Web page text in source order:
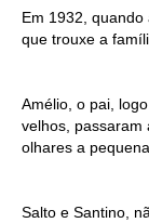
Em 1932,
que trouxe a
Amélio, o pai,
velhos, passaram
olhares a pequena
Salto e Santino,